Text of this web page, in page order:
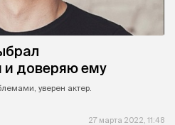
и доверяю ему
уверен актер.
27 марта 2022, 11:48